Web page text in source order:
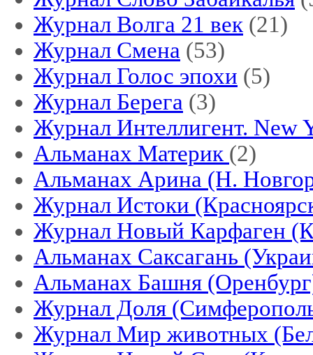
Журнал Волга 21 век (21)
Журнал Смена (53)
Журнал Голос эпохи (5)
Журнал Берега (3)
Журнал Интеллигент. New
Альманах Материк (2)
Альманах Арина (Н.
Журнал Истоки
Журнал Новый Карфаген
Альманах Саксагань
Альманах Башня
Журнал Доля
Журнал Мир животных